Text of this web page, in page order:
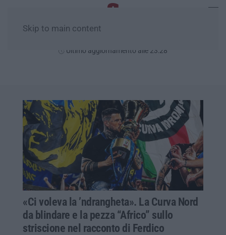
Skip to main content
Ultimo aggiornamento alle 23:28
«Ci voleva la ’ndrangheta». La Curva Nord
da blindare e la pezza “Africo” sullo
striscione nel racconto di Ferdico